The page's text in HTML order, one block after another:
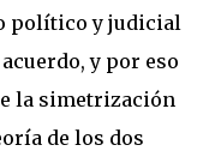
político y judicial
y por eso
la simetrización
de los dos